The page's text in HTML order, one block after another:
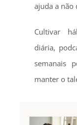
ajuda a não
Cultivar
diária,
semanais
manter o